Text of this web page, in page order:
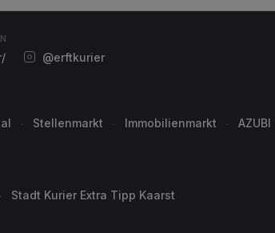
@erftkurier
Stellenmarkt Immobilienmarkt AZUBI
Stadt Kurier Extra Tipp Kaarst